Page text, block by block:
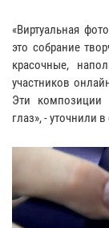
«Виртуальная
это собрание
красочные,
участников
Эти композиции
глаз», - уточнили